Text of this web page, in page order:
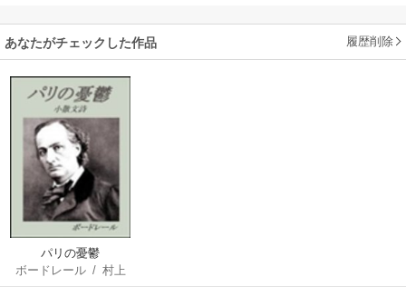
あなたがチェックした作品 履歴削除
パリの憂鬱
ボードレール/ 村上
菊一郎